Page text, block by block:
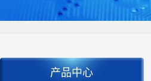
产品中心